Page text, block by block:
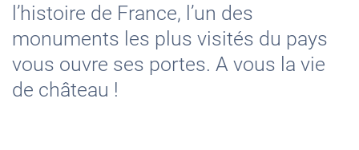
l’histoire de France, l’un des
monuments les plus visités du pays
vous ouvre ses portes. A vous la vie
de château !